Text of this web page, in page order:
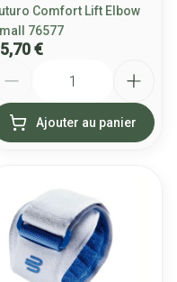
Comfort Lift Elbow
76577
€
Ajouter au panier